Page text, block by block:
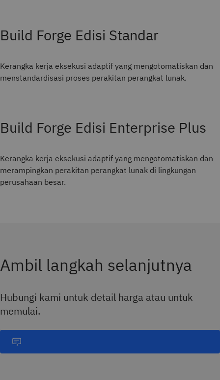
Build Forge Edisi Standar
Kerangka kerja eksekusi adaptif yang mengotomatiskan dan
menstandardisasi proses perakitan perangkat lunak.
Build Forge Edisi Enterprise Plus
Kerangka kerja eksekusi adaptif yang mengotomatiskan dan
merampingkan perakitan perangkat lunak di lingkungan
perusahaan besar.
Ambil langkah selanjutnya
Hubungi kami untuk detail harga atau untuk
memulai.